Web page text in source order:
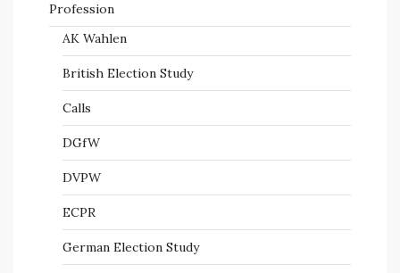
Profession
AK Wahlen
British Election Study
Calls
DGfW
DVPW
ECPR
German Election Study